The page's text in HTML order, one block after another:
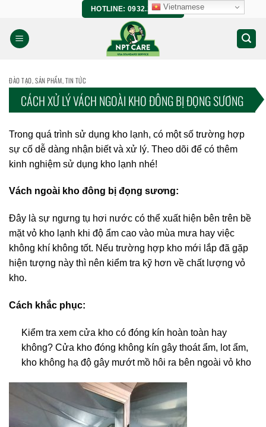
nội
dung
HOTLINE: 0932.266.458
ĐÀO TẠO ,SẢN PHẨM TIN TỨC
CÁCH XỬ LÝ VÁCH NGOÀI KHO ĐÔNG BỊ ĐỌNG SƯƠNG
Trong quá trình sử dụng kho lạnh, có một số trường hợp
sự cố dễ dàng nhận biết và xử lý. Theo dõi để có thêm
kinh nghiệm sử dụng kho lạnh nhé!
Vách ngoài kho đông bị đọng sương:
Đây là sự ngưng tụ hơi nước có thể xuất hiện bên trên bề
mặt vỏ kho lạnh khi độ ẩm cao vào mùa mưa hay việc
không khí không tốt. Nếu trường hợp kho mới lắp đã gặp
hiện tượng này thì nên kiểm tra kỹ hơn về chất lượng vỏ
kho.
Cách khắc phục:
Kiểm tra xem cửa kho có đóng kín hoàn toàn hay
không? Cửa kho đóng không kín gây thoát ẩm, lot ẩm,
kho không hạ độ gây mướt mồ hôi ra bên ngoài vỏ kho
Vietnamese